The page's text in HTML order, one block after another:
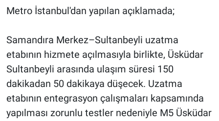
Metro İstanbul'dan yapılan açıklamada;
Samandıra Merkez–Sultanbeyli uzatma
etabının hizmete açılmasıyla birlikte, Üsküdar
Sultanbeyli arasında ulaşım süresi 150
dakikadan 50 dakikaya düşecek. Uzatma
etabının entegrasyon çalışmaları kapsamında
yapılması zorunlu testler nedeniyle M5 Üsküdar